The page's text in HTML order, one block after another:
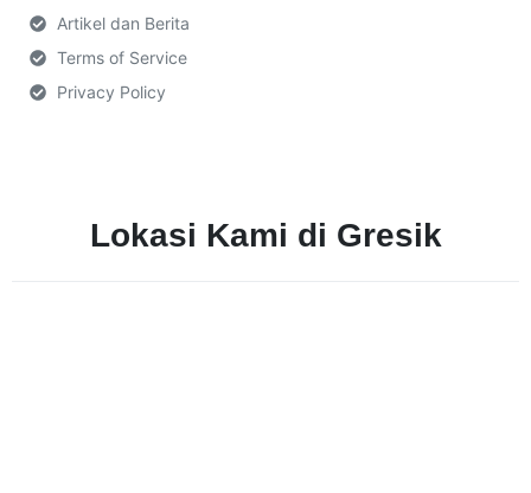
Artikel dan Berita
Terms of Service
Privacy Policy
Lokasi Kami di Gresik